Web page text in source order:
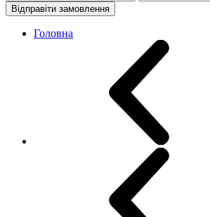
Відправіти замовлення
Головна